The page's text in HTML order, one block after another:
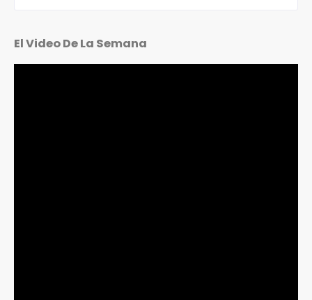
El Video De La Semana